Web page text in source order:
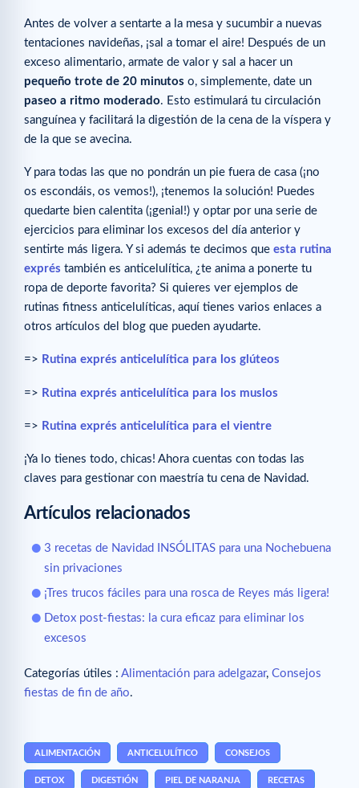
Antes de volver a sentarte a la mesa y sucumbir a nuevas
tentaciones navideñas, ¡sal a tomar el aire! Después de un
exceso alimentario, armate de valor y sal a hacer un
pequeño trote de 20 minutos o, simplemente, date un
paseo a ritmo moderado. Esto estimulará tu circulación
sanguínea y facilitará la digestión de la cena de la víspera y
de la que se avecina.
Y para todas las que no pondrán un pie fuera de casa (¡no
os escondáis, os vemos!), ¡tenemos la solución! Puedes
quedarte bien calentita (¡genial!) y optar por una serie de
ejercicios para eliminar los excesos del día anterior y
sentirte más ligera. Y si además te decimos que esta rutina
exprés también es anticelulítica, ¿te anima a ponerte tu
ropa de deporte favorita? Si quieres ver ejemplos de
rutinas fitness anticelulíticas, aquí tienes varios enlaces a
otros artículos del blog que pueden ayudarte.
=> Rutina exprés anticelulítica para los glúteos
=> Rutina exprés anticelulítica para los muslos
=> Rutina exprés anticelulítica para el vientre
¡Ya lo tienes todo, chicas! Ahora cuentas con todas las
claves para gestionar con maestría tu cena de Navidad.
Artículos relacionados
3 recetas de Navidad INSÓLITAS para una Nochebuena
sin privaciones
¡Tres trucos fáciles para una rosca de Reyes más ligera!
Detox post-fiestas: la cura eficaz para eliminar los
excesos
Categorías útiles : Alimentación para adelgazar, Consejos
fiestas de fin de año.
ALIMENTACIÓN ANTICELULÍTICO CONSEJOS
DETOX DIGESTIÓN PIEL DE NARANJA RECETAS